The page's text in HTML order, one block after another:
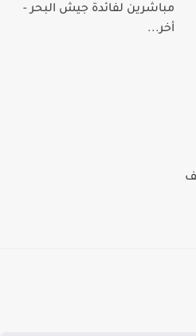
مباشرين لفائدة جيش البحر -
أخر...